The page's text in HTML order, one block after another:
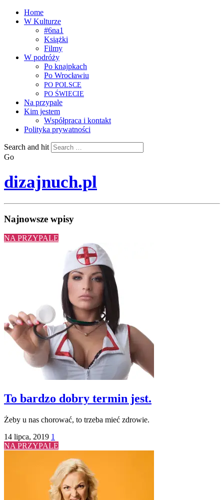
Home
W Kulturze
#6na1
Książki
Filmy
W podróży
Po knajpkach
Po Wrocławiu
PO POLSCE
PO ŚWIECIE
Na przypale
Kim jestem
Współpraca i kontakt
Polityka prywatności
Search and hit
Go
dizajnuch.pl
Najnowsze wpisy
NA PRZYPALE
To bardzo dobry termin jest.
Żeby u nas chorować, to trzeba mieć zdrowie.
14 lipca, 2019 1
NA PRZYPALE